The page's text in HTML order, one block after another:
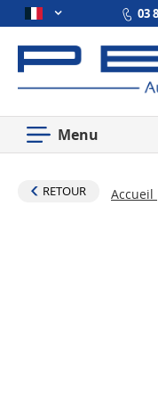
03
Menu
RETOUR Accueil